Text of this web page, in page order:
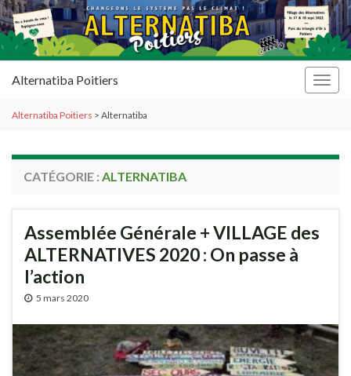
Alternatiba Poitiers
Alternatiba Poitiers > Alternatiba
CATÉGORIE : ALTERNATIBA
Assemblée Générale + VILLAGE des
ALTERNATIVES 2020 : On passe à
l’action
5 mars 2020